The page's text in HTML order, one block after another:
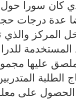
كان سورا
عدة درجات
عليها
الطلبة
على